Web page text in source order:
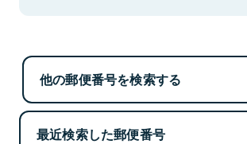
他の郵便番号を検索する
最近検索した郵便番号